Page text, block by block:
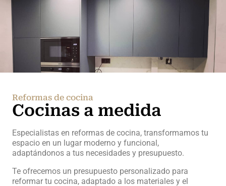
Reformas de cocina
Cocinas a medida
Especialistas en reformas de cocina, transformamos tu
espacio en un lugar moderno y funcional,
adaptándonos a tus necesidades y presupuesto.
Te ofrecemos un presupuesto personalizado para
reformar tu cocina, adaptado a los materiales y el